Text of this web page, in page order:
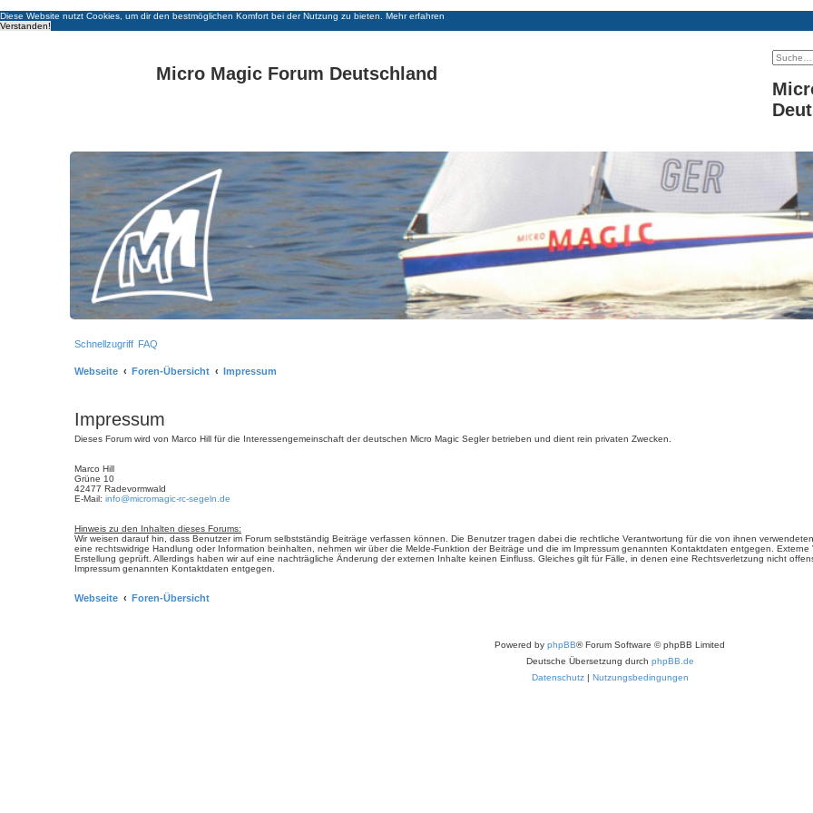
Diese Website nutzt Cookies, um dir den bestmöglichen Komfort bei der Nutzung zu bieten. Mehr erfahren
Verstanden!
Micro Magic Forum Deutschland
Schnellzugriff FAQ
Webseite Foren-Übersicht
Impressum
Impressum
Dieses Forum wird von Marco Hill für die Interessengemeinschaft der deutschen Micro Magic Segler betrieben und dient rein privaten Zwecken.
Marco Hill
Grüne 10
42477 Radevormwald
E-Mail: info@micromagic-rc-segeln.de
Hinweis zu den Inhalten dieses Forums:
Wir weisen darauf hin, dass Benutzer im Forum selbstständig Beiträge verfassen können. Die Benutzer tragen dabei die rechtliche Verantwortung für die von ihnen
eine rechtswidrige Handlung oder Information beinhalten, nehmen wir über die Melde-Funktion der Beiträge und die im Impressum genannten Kontaktdaten entgegen.
Erstellung geprüft. Allerdings haben wir auf eine nachträgliche Änderung der externen Inhalte keinen Einfluss. Gleiches gilt für Fälle, in denen eine Rechtsverletzung nicht
Impressum genannten Kontaktdaten entgegen.
Webseite Foren-Übersicht
Powered by phpBB® Forum Software © phpBB Limited
Deutsche Übersetzung durch phpBB.de
Datenschutz| Nutzungsbedingungen